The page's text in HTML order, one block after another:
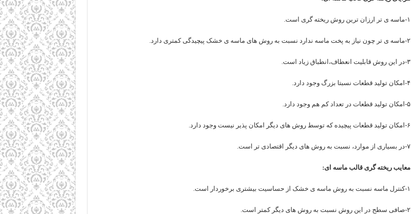
۱-ماسه ی تر ارزان ترین روش ریخته گری است.
۲-ماسه ی تر چون نیاز به پخت ماسه ندارد نسبت به روش های ماسه ی خشک پیچیدگی کمتری دارد.
۳-در این روش قابلیت انعطاف،انطباق زیاد است.
۴-امکان تولید قطعات نسبتا بزرگ وجود دارد.
۵-امکان تولید قطعات در تعداد کم هم وجود دارد.
۶-امکان تولید قطعات پیچیده که توسط روش های دیگر امکان پذیر نیست وجود دارد.
۷-در بسیاری از موارد، نسبت به روش های دیگر اقتصادی تر است.
معایب ریخته گری قالب ماسه ای:
۱-کنترل ماسه نسبت به روش ماسه ی خشک از حساسیت بیشتری برخوردار است.
۲-صافی سطح در این روش نسبت به روش های دیگر کمتر است.